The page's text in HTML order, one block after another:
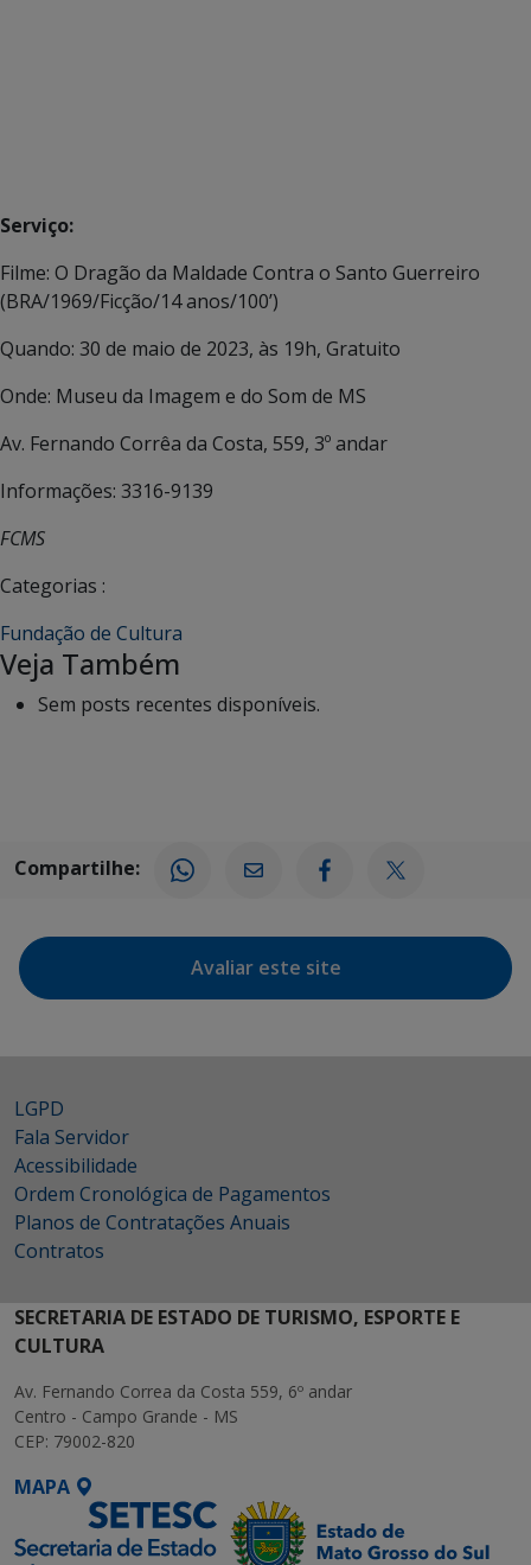
Serviço:
Filme: O Dragão da Maldade Contra o Santo Guerreiro
(BRA/1969/Ficção/14 anos/100’)
Quando: 30 de maio de 2023, às 19h, Gratuito
Onde: Museu da Imagem e do Som de MS
Av. Fernando Corrêa da Costa, 559, 3º andar
Informações: 3316-9139
FCMS
Categorias :
Fundação de Cultura
Veja Também
Sem posts recentes disponíveis.
Compartilhe:
Avaliar este site
LGPD
Fala Servidor
Acessibilidade
Ordem Cronológica de Pagamentos
Planos de Contratações Anuais
Contratos
SECRETARIA DE ESTADO DE TURISMO, ESPORTE E
CULTURA
Av. Fernando Correa da Costa 559, 6º andar
Centro - Campo Grande - MS
CEP: 79002-820
MAPA